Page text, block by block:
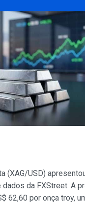
(XAG/USD)
da FXStreet. A
62,60 por onça troy,